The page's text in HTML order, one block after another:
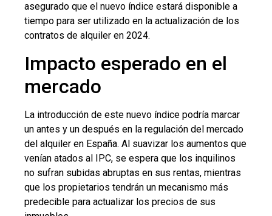
asegurado que el nuevo índice estará disponible a
tiempo para ser utilizado en la actualización de los
contratos de alquiler en 2024.
Impacto esperado en el
mercado
La introducción de este nuevo índice podría marcar
un antes y un después en la regulación del mercado
del alquiler en España. Al suavizar los aumentos que
venían atados al IPC, se espera que los inquilinos
no sufran subidas abruptas en sus rentas, mientras
que los propietarios tendrán un mecanismo más
predecible para actualizar los precios de sus